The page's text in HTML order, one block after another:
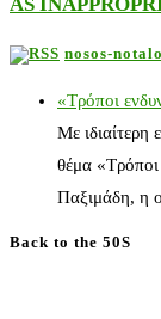
nosos-
«Τρόποι
Με
θέμα
Παξιμάδη, η
Back to the 50S